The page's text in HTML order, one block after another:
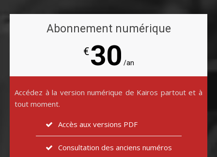
Abonnement numérique
€30 /an
Accédez à la version numérique de Kairos partout et à
tout moment.
Accès aux versions PDF
Consultation des anciens numéros